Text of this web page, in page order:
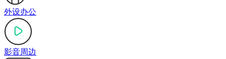
外设办公
影音周边